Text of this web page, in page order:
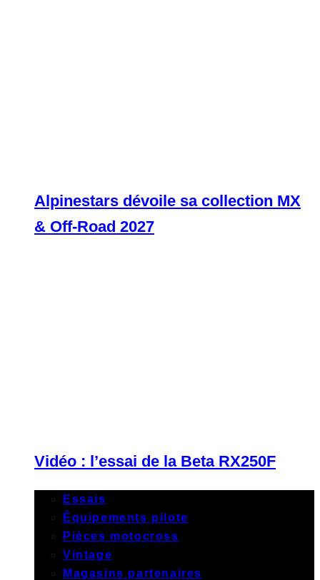
Alpinestars dévoile sa collection MX
& Off-Road 2027
Vidéo : l’essai de la Beta RX250F
Essais
Équipements pilote
Pièces motocross
Vintage
Magasins partenaires